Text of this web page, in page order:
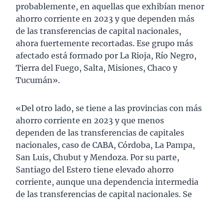
probablemente, en aquellas que exhibían menor
ahorro corriente en 2023 y que dependen más
de las transferencias de capital nacionales,
ahora fuertemente recortadas. Ese grupo más
afectado está formado por La Rioja, Río Negro,
Tierra del Fuego, Salta, Misiones, Chaco y
Tucumán».
«Del otro lado, se tiene a las provincias con más
ahorro corriente en 2023 y que menos
dependen de las transferencias de capitales
nacionales, caso de CABA, Córdoba, La Pampa,
San Luis, Chubut y Mendoza. Por su parte,
Santiago del Estero tiene elevado ahorro
corriente, aunque una dependencia intermedia
de las transferencias de capital nacionales. Se